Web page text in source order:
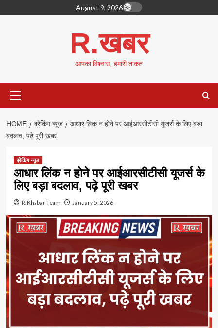
to
August 9, 2026
R.खबर
आपका विश्वास, हमारी ताकत
Menu
HOME ब्रेकिंग न्यूज
आधार लिंक न होने पर आईआरसीटीसी यूजर्स के लिए बड़ा
बदलाव, पढ़े पूरी खबर
ब्रेकिंग न्यूज
आधार लिंक न होने पर आईआरसीटीसी यूजर्स के
लिए बड़ा बदलाव, पढ़े पूरी खबर
R.Khabar Team January 5, 2026